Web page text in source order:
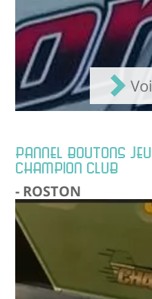
PANNEL BOUTONS
CHAMPION CLUB
- ROSTON